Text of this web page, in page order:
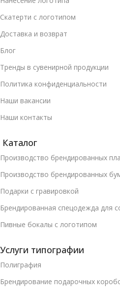
Скатерти с логотипом
Доставка и возврат
Блог
Тренды в сувенирной продукции
Политика конфиденциальности
Наши вакансии
Наши контакты
Каталог
Производство брендированных
Производство брендированных
Подарки с гравировкой
Брендированная спецодежда для
Пивные бокалы с логотипом
Услуги типографии
Полиграфия
Брендирование подарочных